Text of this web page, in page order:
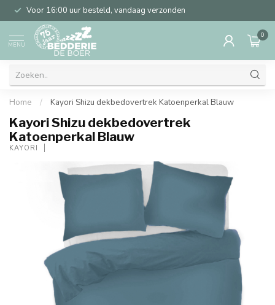
Voor 16:00 uur besteld, vandaag verzonden
MENU
0
Home / Kayori Shizu dekbedovertrek Katoenperkal Blauw
Kayori Shizu dekbedovertrek
Katoenperkal Blauw
KAYORI